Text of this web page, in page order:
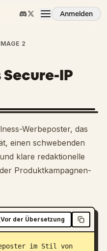
Anmelden
2
IP
Werbeposter, das
einen schwebenden
klare redaktionelle
Produktkampagnen-
Vor der Übersetzung
im Stil von